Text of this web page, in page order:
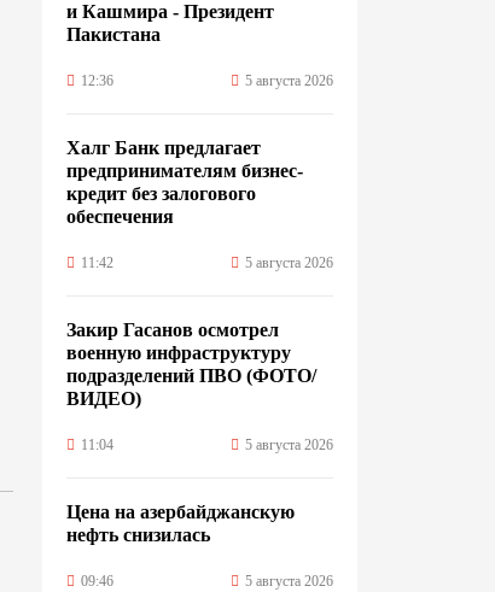
и Кашмира - Президент
Пакистана
12:36 5 августа 2026
Халг Банк предлагает
предпринимателям бизнес-
кредит без залогового
обеспечения
11:42 5 августа 2026
Закир Гасанов осмотрел
военную инфраструктуру
подразделений ПВО (ФОТО/
ВИДЕО)
11:04 5 августа 2026
Цена на азербайджанскую
нефть cнизилась
09:46 5 августа 2026